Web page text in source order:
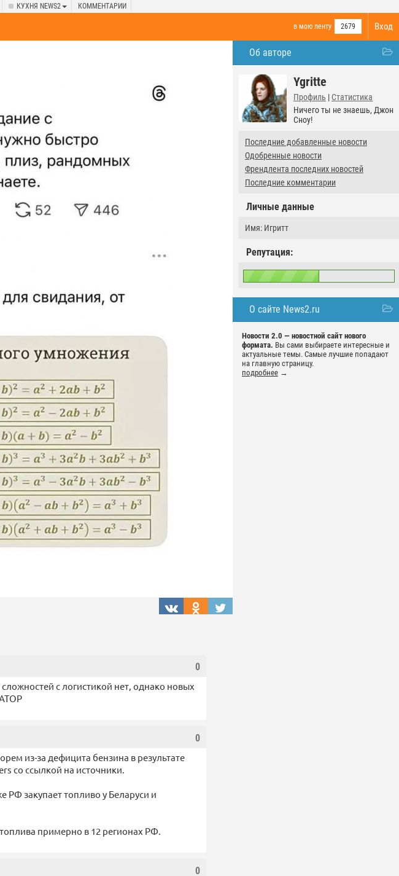
КУХНЯ NEWS2 КОММЕНТАРИИ
Вход
в мою ленту 2679
Об авторе
Ygritte
Профиль | Статистика
Ничего ты не знаешь, Джон
Сноу!
Последние добавленные новости
Одобренные новости
Френдлента последних новостей
Последние комментарии
Личные данные
Имя: Игритт
Репутация:
О сайте News2.ru
Новости 2.0 — новостной сайт нового
формата. Вы сами выбираете интересные и
актуальные темы. Самые лучшие попадают
на главную страницу.
подробнее →
0
с логистикой нет, однако новых
0
из-за дефицита бензина в результате
со ссылкой на источники.
РФ закупает топливо у Беларуси и
примерно в 12 регионах РФ.
0